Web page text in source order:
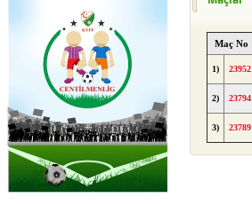
Maç No
1) 23952
2) 23794
3) 23789